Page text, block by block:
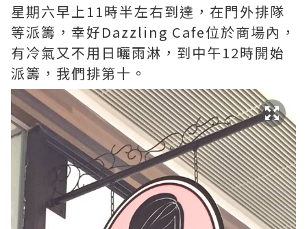
星期六早上11時半左右到達，在門外排隊
等派籌，幸好Dazzling Cafe位於商場內，
有冷氣又不用日曬雨淋，到中午12時開始
派籌，我們排第十。